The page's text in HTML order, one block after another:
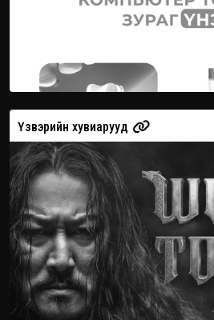
Үзвэрийн хувиарууд